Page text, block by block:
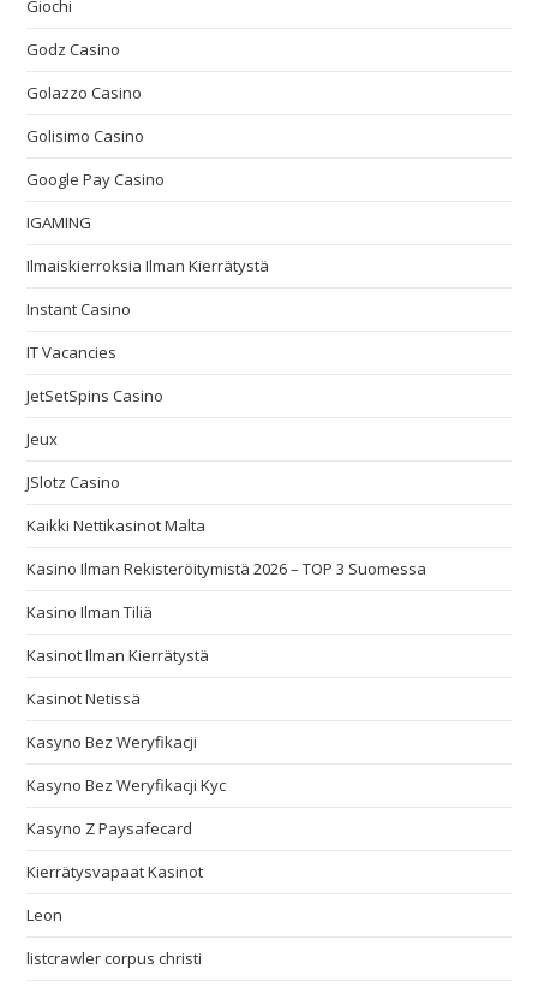
Giochi
Godz Casino
Golazzo Casino
Golisimo Casino
Google Pay Casino
IGAMING
Ilmaiskierroksia Ilman Kierrätystä
Instant Casino
IT Vacancies
JetSetSpins Casino
Jeux
JSlotz Casino
Kaikki Nettikasinot Malta
Kasino Ilman Rekisteröitymistä 2026 – TOP 3 Suomessa
Kasino Ilman Tiliä
Kasinot Ilman Kierrätystä
Kasinot Netissä
Kasyno Bez Weryfikacji
Kasyno Bez Weryfikacji Kyc
Kasyno Z Paysafecard
Kierrätysvapaat Kasinot
Leon
listcrawler corpus christi